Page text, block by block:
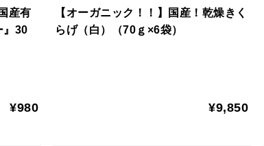
産有
』30
¥980
【オーガニック！！】国産！乾燥きく
らげ（白）（70ｇ×6袋）
¥9,850